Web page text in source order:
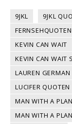
9JKL 9JKL
FERNSEHQUOTEN
KEVIN CAN WAIT
KEVIN CAN WAIT
LAUREN GERMAN
LUCIFER QUOTEN
MAN WITH A PLAN
MAN WITH A